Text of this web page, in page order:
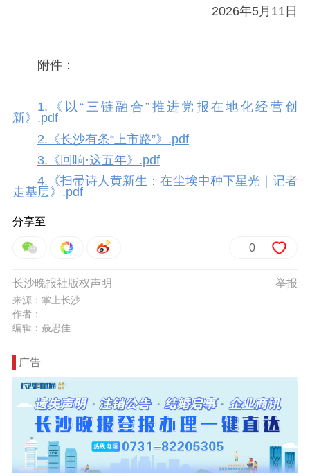
2026年5月11日
附件：
1.《以“三链融合”推进党报在地化经营创
新》.pdf
2.《长沙有条“上市路”》.pdf
3.《回响·这五年》.pdf
4.《扫帚诗人黄新生：在尘埃中种下星光｜记者
走基层》.pdf
分享至
0
举报
长沙晚报社版权声明
来源：掌上长沙
作者：
编辑：聂思佳
广告